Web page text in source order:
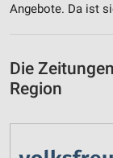
Angebote. Da ist
Die
Region